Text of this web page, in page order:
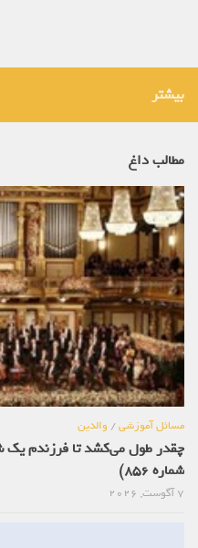
بیشتر
مطالب داغ
مسائل آموزشی/والدین
چقدر طول می‌کشد تا فرزندم یک
شماره 856)